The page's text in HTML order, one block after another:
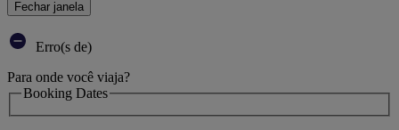
Fechar janela
Erro(s de)
Para onde você viaja?
Booking Dates